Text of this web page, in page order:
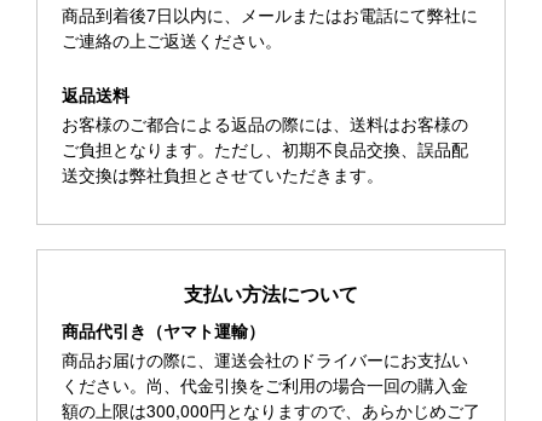
商品到着後7日以内に、メールまたはお電話にて弊社に
ご連絡の上ご返送ください。
返品送料
お客様のご都合による返品の際には、送料はお客様の
ご負担となります。ただし、初期不良品交換、誤品配
送交換は弊社負担とさせていただきます。
支払い方法について
商品代引き（ヤマト運輸）
商品お届けの際に、運送会社のドライバーにお支払い
ください。尚、代金引換をご利用の場合一回の購入金
額の上限は300,000円となりますので、あらかじめご了